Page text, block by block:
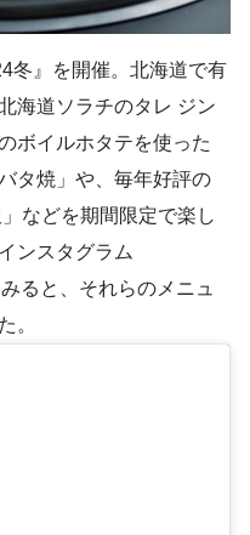
冬』を開催。北海道で有
海道ソラチのタレ ジン
ボイルホタテを使った
タ焼」や、毎年好評の
などを期間限定で楽し
ンスタグラム
ると、それらのメニュ
。